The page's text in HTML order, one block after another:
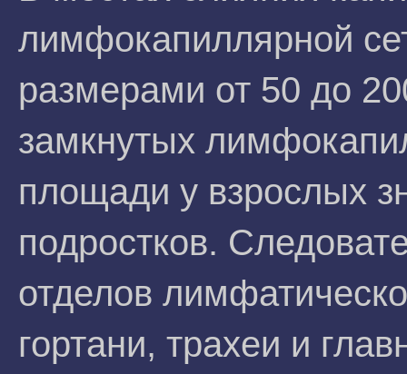
лимфокапиллярной
размерами от 50 до
замкнутых
площади у взрослых
подростков.
отделов
гортани, трахеи и